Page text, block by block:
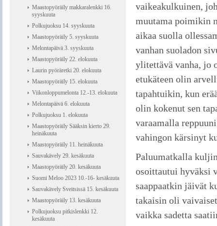
vaikeakulkuinen,
muutama poimikin
aikaa suolla
vanhan suoladon
ylitettävä vanha, jo
etukäteen olin
tapahtuikin, kun
olin kokenut sen
varaamalla
vahingon kärsinyt
Paluumatkalla
osoittautui hyväksi
saappaatkin jäivät
takaisin oli
vaikka sadetta
Maastopyöräily makkaralenkki 16.
syyskuuta
Polkujuoksu 14. syyskuuta
Maastopyöräily 5. syyskuuta
Melontapäivä 3. syyskuuta
Maastopyöräily 22. elokuuta
Laurin pyöräretki 20. elokuuta
Maastopyöräily 15. elokuuta
Viikonloppumelonta 12.-13. elokuuta
Melontapäivä 6. elokuuta
Polkujuoksu 1. elokuuta
Maastopyöräily Sääksin kierto 29.
heinäkuuta
Maastopyöräily 11. heinäkuuta
Sauvakävely 29. kesäkuuta
Maastopyöräily 20. kesäkuuta
Suomi Meloo 2023 10.-16- kesäkuuta
Sauvakävely Sveitsissä 15. kesäkuuta
Maastopyöräily 13. kesäkuuta
Polkujuoksu pitkislenkki 12.
kesäkuuta